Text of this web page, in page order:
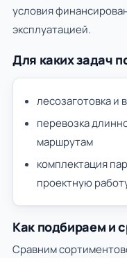
условия
эксплуатацией.
Для каких задач
лесозаготовка и
перевозка
маршрутам
комплектация
проектную
Как подбираем и
Сравним